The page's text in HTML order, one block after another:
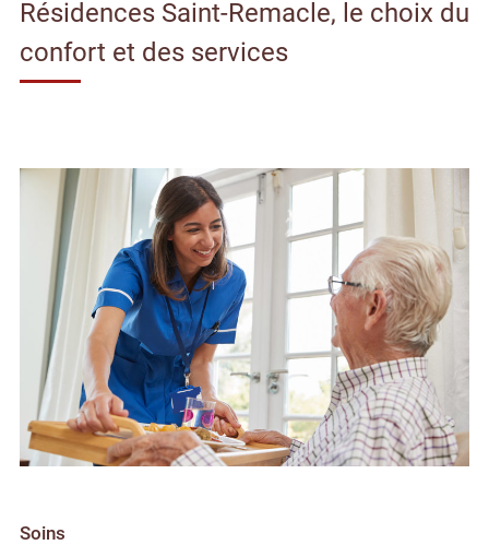
Résidences Saint-Remacle, le choix du
confort et des services
Soins